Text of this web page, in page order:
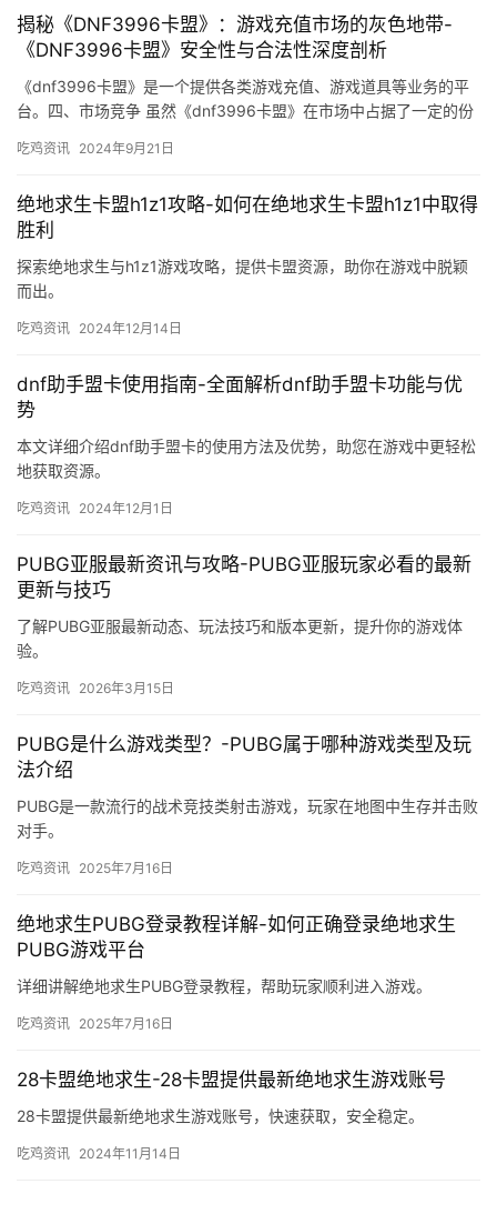
揭秘《DNF3996卡盟》：游戏充值市场的灰色地带-
《DNF3996卡盟》安全性与合法性深度剖析
《dnf3996卡盟》是一个提供各类游戏充值、游戏道具等业务的平
台。四、市场竞争 虽然《dnf3996卡盟》在市场中占据了一定的份
吃鸡资讯 2024年9月21日
绝地求生卡盟h1z1攻略-如何在绝地求生卡盟h1z1中取得
胜利
探索绝地求生与h1z1游戏攻略，提供卡盟资源，助你在游戏中脱颖
而出。
吃鸡资讯 2024年12月14日
dnf助手盟卡使用指南-全面解析dnf助手盟卡功能与优
势
本文详细介绍dnf助手盟卡的使用方法及优势，助您在游戏中更轻松
地获取资源。
吃鸡资讯 2024年12月1日
PUBG亚服最新资讯与攻略-PUBG亚服玩家必看的最新
更新与技巧
了解PUBG亚服最新动态、玩法技巧和版本更新，提升你的游戏体
验。
吃鸡资讯 2026年3月15日
PUBG是什么游戏类型？-PUBG属于哪种游戏类型及玩
法介绍
PUBG是一款流行的战术竞技类射击游戏，玩家在地图中生存并击败
对手。
吃鸡资讯 2025年7月16日
绝地求生PUBG登录教程详解-如何正确登录绝地求生
PUBG游戏平台
详细讲解绝地求生PUBG登录教程，帮助玩家顺利进入游戏。
吃鸡资讯 2025年7月16日
28卡盟绝地求生-28卡盟提供最新绝地求生游戏账号
28卡盟提供最新绝地求生游戏账号，快速获取，安全稳定。
吃鸡资讯 2024年11月14日